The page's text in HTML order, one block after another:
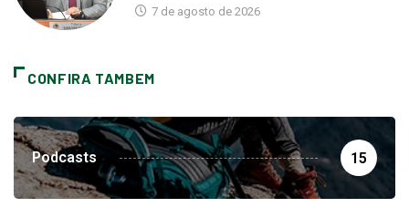
7 de agosto de 2026
CONFIRA TAMBEM
Podcasts 15